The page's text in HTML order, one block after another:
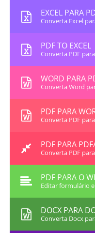
EXCEL PARA
Converta Excel
PDF TO EXCEL
Converta PDF
WORD PARA
Converta Word
PDF PARA
Converta PDF
PDF PARA
Converta PDF
PDF PARA O
Editar formulário
DOCX PARA
Converta Docx